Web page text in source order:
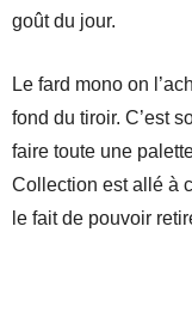
goût du jour.
Le fard mono on
fond du tiroir. C’est
faire toute une
Collection est allé à
le fait de pouvoir